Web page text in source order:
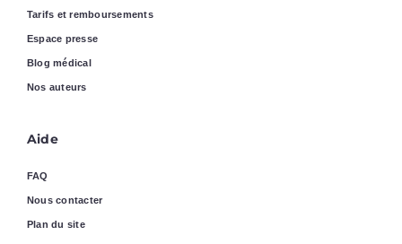
Tarifs et remboursements
Espace presse
Blog médical
Nos auteurs
Aide
FAQ
Nous contacter
Plan du site